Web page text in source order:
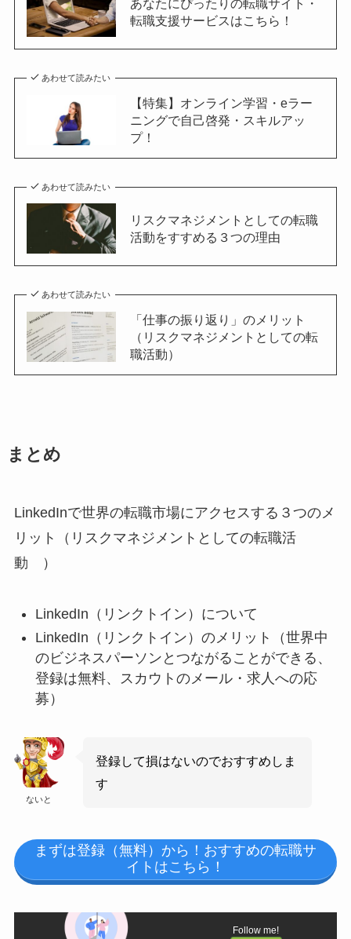
あなたにぴったりの転職サイト・
転職支援サービスはこちら！
あわせて読みたい
【特集】オンライン学習・eラー
ニングで自己啓発・スキルアッ
プ！
あわせて読みたい
リスクマネジメントとしての転職
活動をすすめる３つの理由
あわせて読みたい
「仕事の振り返り」のメリット
（リスクマネジメントとしての転
職活動）
まとめ
LinkedInで世界の転職市場にアクセスする３つのメ
リット（リスクマネジメントとしての転職活
動 ）
LinkedIn（リンクトイン）について
LinkedIn（リンクトイン）のメリット（世界中
のビジネスパーソンとつながることができる、
登録は無料、スカウトのメール・求人への応
募）
ないと
登録して損はないのでおすすめしま
す
まずは登録（無料）から！おすすめの転職サ
イトはこちら！
Follow me!